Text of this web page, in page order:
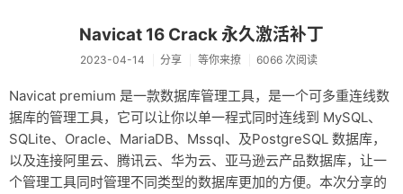
Navicat 16 Crack 永久激活补丁
2023-04-14 分享 等你来撩 6066 次阅读
Navicat premium 是一款数据库管理工具，是一个可多重连线数
据库的管理工具，它可以让你以单一程式同时连线到 MySQL、
SQLite、Oracle、MariaDB、Mssql、及PostgreSQL 数据库，
以及连接阿里云、腾讯云、华为云、亚马逊云产品数据库，让一
个管理工具同时管理不同类型的数据库更加的方便。本次分享的